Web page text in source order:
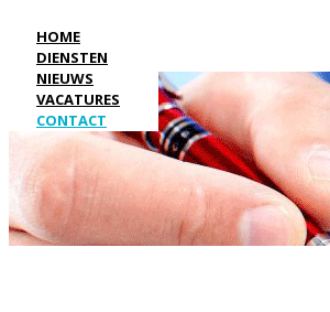
HOME
DIENSTEN
NIEUWS
VACATURES
CONTACT